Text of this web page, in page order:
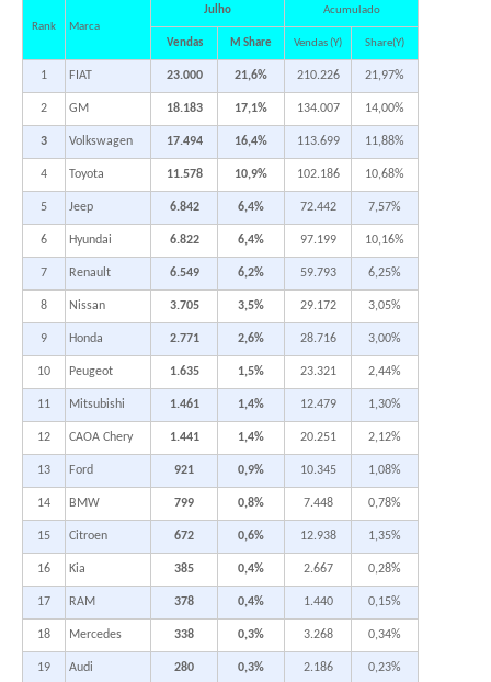
Rank Marca
Julho Acumulado
Vendas M Share Vendas (Y) Share(Y)
1 FIAT 23.000 21,6% 210.226 21,97%
2 GM 18.183 17,1% 134.007 14,00%
3 Volkswagen 17.494 16,4% 113.699 11,88%
4 Toyota 11.578 10,9% 102.186 10,68%
5 Jeep 6.842 6,4% 72.442 7,57%
6 Hyundai 6.822 6,4% 97.199 10,16%
7 Renault 6.549 6,2% 59.793 6,25%
8 Nissan 3.705 3,5% 29.172 3,05%
9 Honda 2.771 2,6% 28.716 3,00%
10 Peugeot 1.635 1,5% 23.321 2,44%
11 Mitsubishi 1.461 1,4% 12.479 1,30%
12 CAOA Chery 1.441 1,4% 20.251 2,12%
13 Ford 921 0,9% 10.345 1,08%
14 BMW 799 0,8% 7.448 0,78%
15 Citroen 672 0,6% 12.938 1,35%
16 Kia 385 0,4% 2.667 0,28%
17 RAM 378 0,4% 1.440 0,15%
18 Mercedes 338 0,3% 3.268 0,34%
19 Audi 280 0,3% 2.186 0,23%